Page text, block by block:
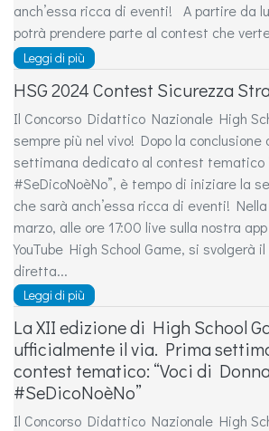
anch’essa ricca di eventi! A partire da
potrà prendere parte al contest che
Leggi di più
HSG 2024 Contest Sicurezza
Il Concorso Didattico Nazionale High
sempre più nel vivo! Dopo la conclusione
settimana dedicato al contest tematico
#SeDicoNoèNo”, è tempo di iniziare la
che sarà anch’essa ricca di eventi!
marzo, alle ore 17:00 live sulla nostra
YouTube High School Game, si svolgerà
diretta...
Leggi di più
La XII edizione di High School
ufficialmente il via. Prima
contest tematico: “Voci di
#SeDicoNoèNo”
Il Concorso Didattico Nazionale High